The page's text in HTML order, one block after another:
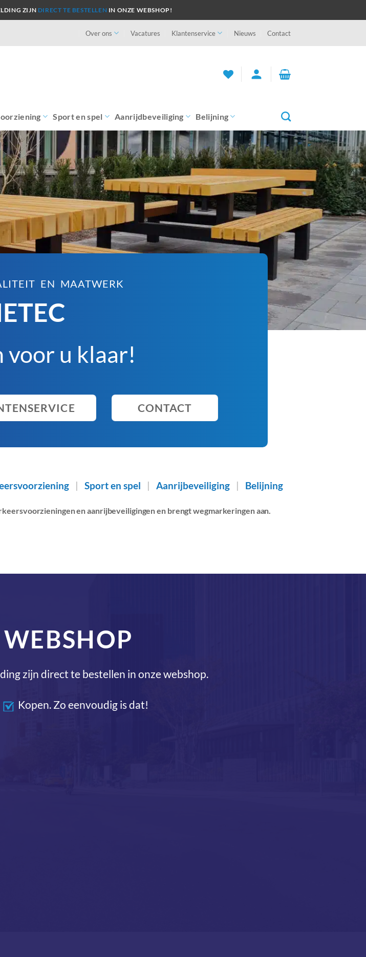
ZIJN DIRECT TE BESTELLEN IN ONZE WEBSHOP!
Over ons Vacatures Klantenservice Nieuws Contact
person
Sport en spel Aanrijdbeveiliging Belijning
EN MAATWERK
voor u klaar!
CONTACT
| Sport en spel | Aanrijbeveiliging | Belijning
en aanrijbeveiligingen en brengt wegmarkeringen aan.
zijn direct te bestellen in onze webshop.
Kopen. Zo eenvoudig is dat!